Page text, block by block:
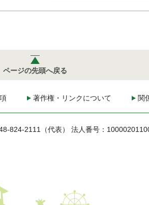
ページの先頭へ戻る
著作権・リンクについて 関
824-2111（代表） 法人番号：